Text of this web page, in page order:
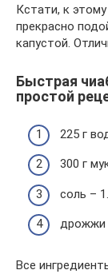
Кстати, к
прекрасно
капустой.
Быстрая
простой
225 г
300 г
соль –
дрожжи
Все